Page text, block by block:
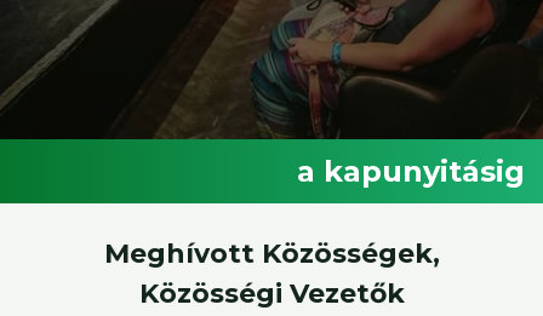
a kapunyitásig
Meghívott Közösségek,
Közösségi Vezetők